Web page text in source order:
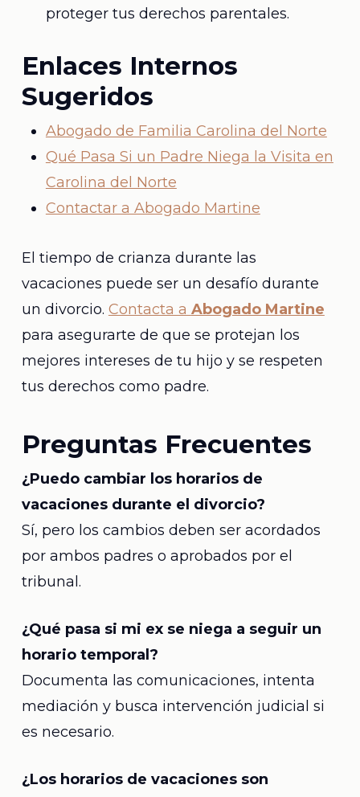
proteger tus derechos parentales.
Enlaces Internos
Sugeridos
Abogado de Familia Carolina del Norte
Qué Pasa Si un Padre Niega la Visita en
Carolina del Norte
Contactar a Abogado Martine
El tiempo de crianza durante las
vacaciones puede ser un desafío durante
un divorcio. Contacta a Abogado Martine
para asegurarte de que se protejan los
mejores intereses de tu hijo y se respeten
tus derechos como padre.
Preguntas Frecuentes
¿Puedo cambiar los horarios de
vacaciones durante el divorcio?
Sí, pero los cambios deben ser acordados
por ambos padres o aprobados por el
tribunal.
¿Qué pasa si mi ex se niega a seguir un
horario temporal?
Documenta las comunicaciones, intenta
mediación y busca intervención judicial si
es necesario.
¿Los horarios de vacaciones son